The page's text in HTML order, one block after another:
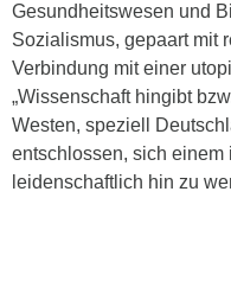
Gesundheitswesen und
Sozialismus, gepaart mit
Verbindung mit einer
„Wissenschaft hingibt
Westen, speziell
entschlossen, sich
leidenschaftlich hin zu